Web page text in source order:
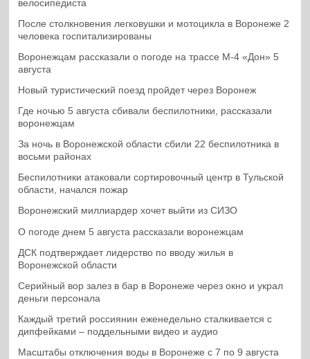
велосипедиста
После столкновения легковушки и мотоцикла в Воронеже 2
человека госпитализированы
Воронежцам рассказали о погоде на трассе М-4 «Дон» 5
августа
Новый туристический поезд пройдет через Воронеж
Где ночью 5 августа сбивали беспилотники, рассказали
воронежцам
За ночь в Воронежской области сбили 22 беспилотника в
восьми районах
Беспилотники атаковали сортировочный центр в Тульской
области, начался пожар
Воронежский миллиардер хочет выйти из СИЗО
О погоде днем 5 августа рассказали воронежцам
ДСК подтверждает лидерство по вводу жилья в
Воронежской области
Серийный вор залез в бар в Воронеже через окно и украл
деньги персонала
Каждый третий россиянин еженедельно сталкивается с
дипфейками – поддельными видео и аудио
Масштабы отключения воды в Воронеже с 7 по 9 августа